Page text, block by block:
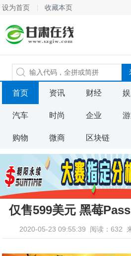
设为首页 收藏本页
首页 资讯 财经
汽车 时尚 企业
购物 微商 区块链
仅售599美元 黑莓
2020-05-23 09:55:39 阅读：632